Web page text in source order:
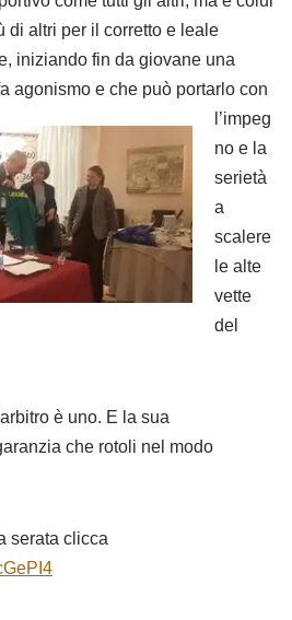
di altri per il corretto e leale
iniziando fin da giovane una
agonismo e che può portarlo con
l’impeg
no e la
serietà
a
scalere
le alte
vette
del
è uno. E la sua
che rotoli nel modo
serata clicca